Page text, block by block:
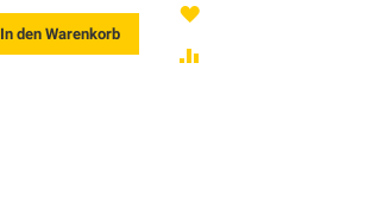
In den Warenkorb
MERKEN